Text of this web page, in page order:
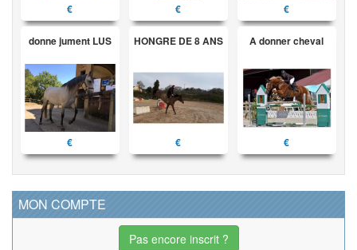
€ € €
donne jument LUS
€
HONGRE DE 8 ANS
€
A donner cheval
€
MON COMPTE
Pas encore inscrit ?